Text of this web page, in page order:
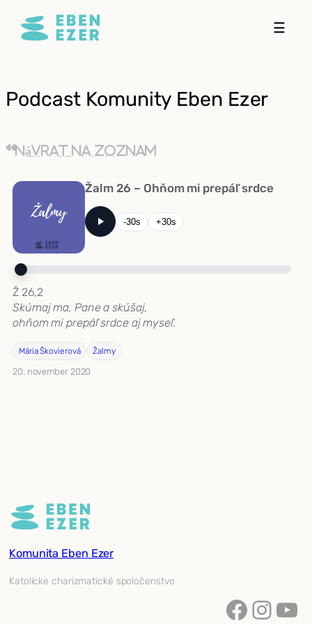
Prejsť
☰
Podcast Komunity Eben Ezer
Návrat na zoznam
Žalm 26 – Ohňom mi prepáľ srdce
-30s +30s
Ž 26,2
Skúmaj ma, Pane a skúšaj,
ohňom mi prepáľ srdce aj myseľ.
Mária Škovierová Žalmy
20. november 2020
Komunita Eben Ezer
Katolícke charizmatické spoločenstvo
Facebook InstagramYouTube